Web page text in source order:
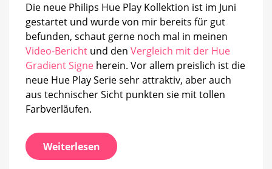
kaufen
Die neue Philips Hue Play Kollektion ist im Juni
gestartet und wurde von mir bereits für gut
befunden, schaut gerne noch mal in meinen
Video-Bericht und den Vergleich mit der Hue
Gradient Signe herein. Vor allem preislich ist die
neue Hue Play Serie sehr attraktiv, aber auch
aus technischer Sicht punkten sie mit tollen
Farbverläufen.
Weiterlesen